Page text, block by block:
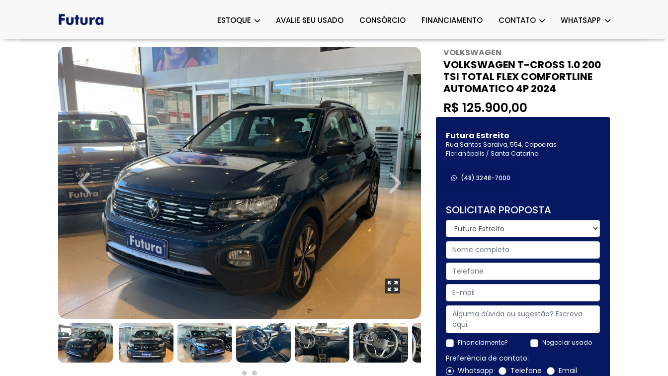
ESTOQUE AVALIE SEU USADO CONSÓRCIO FINANCIAMENTO CONTATO WHATSAPP
VOLKSWAGEN
VOLKSWAGEN T-CROSS 1.0 200
TSI TOTAL FLEX COMFORTLINE
AUTOMATICO 4P 2024
R$ 125.900,00
Futura Estreito
Rua Santos Saraiva, 554, Capoeiras
Florianópolis / Santa Catarina
(48) 3248-7000
SOLICITAR PROPOSTA
Financiamento? Negociar usado
Preferência de contato:
Whatsapp
Telefone Email
Previous Next